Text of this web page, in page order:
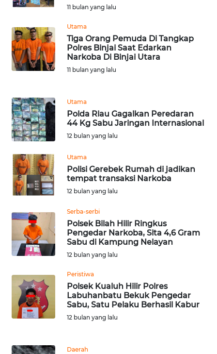
11 bulan yang lalu
Utama
Tiga Orang Pemuda Di Tangkap
Polres Binjai Saat Edarkan
Narkoba Di Binjai Utara
11 bulan yang lalu
Utama
Polda Riau Gagalkan Peredaran
44 Kg Sabu Jaringan Internasional
12 bulan yang lalu
Utama
Polisi Gerebek Rumah di jadikan
tempat transaksi Narkoba
12 bulan yang lalu
Serba-serbi
Polsek Bilah Hilir Ringkus
Pengedar Narkoba, Sita 4,6 Gram
Sabu di Kampung Nelayan
12 bulan yang lalu
Peristiwa
Polsek Kualuh Hilir Polres
Labuhanbatu Bekuk Pengedar
Sabu, Satu Pelaku Berhasil Kabur
12 bulan yang lalu
Daerah
SERDANG
WN
TEBING
TINGGI
WN
PAKPAK
WN
KARAWANG
WN
BEKASI
BOGOR
WN
DEPOK
WN
TAPANULI
UTARA